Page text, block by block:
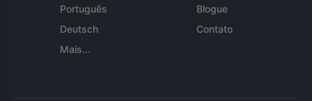
Português
Deutsch
Mais...
Blogue
Contato